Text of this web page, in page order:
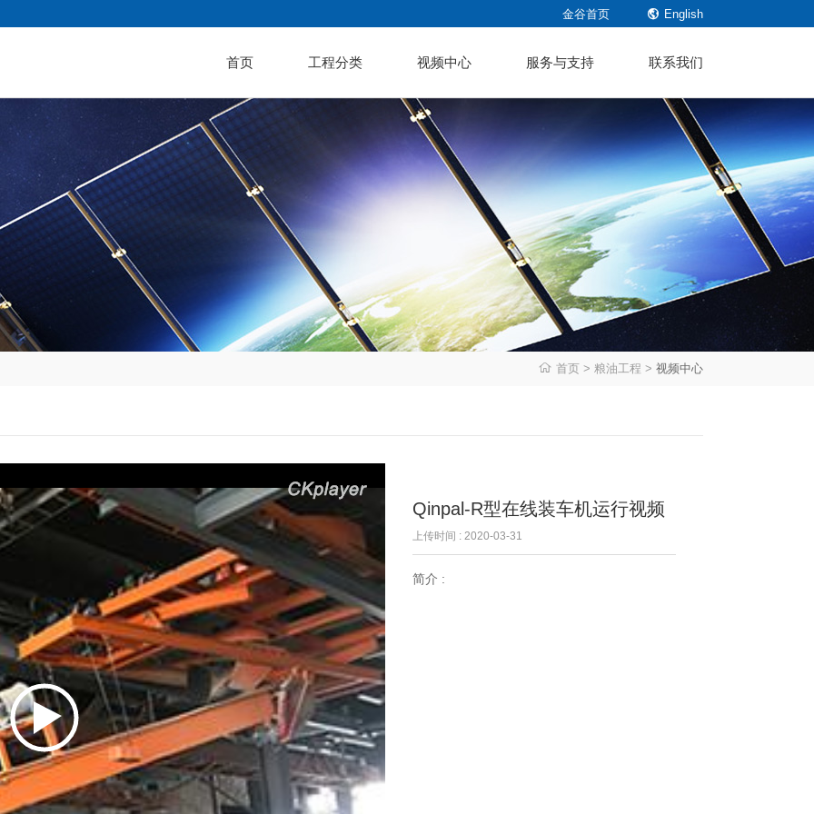
金谷首页  English
首页 工程分类 视频中心 服务与支持 联系我们
首页 > 粮油工程 > 视频中心
Qinpal-R型在线装车机运行视频
上传时间 : 2020-03-31
简介 :